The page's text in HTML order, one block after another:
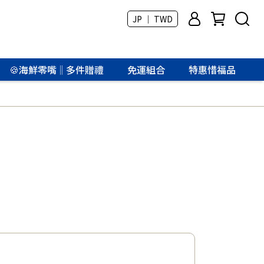
JP ｜ TWD
🍪海鮮零嘴‖多件贈禮 免運組合 特惠惜福品